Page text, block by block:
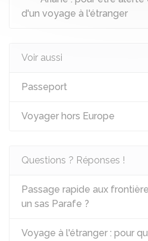
d'un voyage à l'étranger
Voir aussi
Passeport
Voyager hors Europe
Questions ? Réponses !
Passage rapide aux
un sas Parafe ?
Voyage à l'étranger : pour